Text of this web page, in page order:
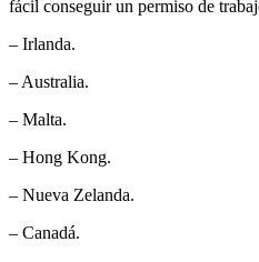
fácil conseguir un permiso de
– Irlanda.
– Australia.
– Malta.
– Hong Kong.
– Nueva Zelanda.
– Canadá.